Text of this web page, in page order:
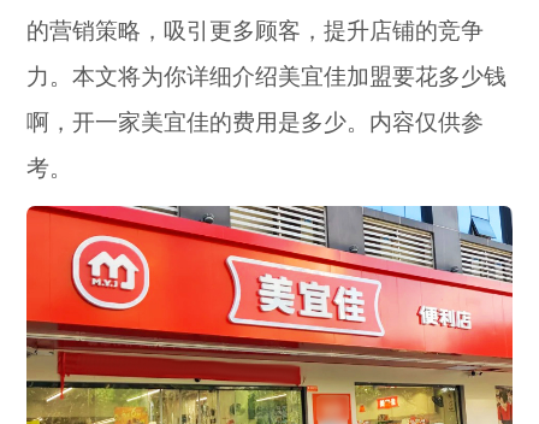
的营销策略，吸引更多顾客，提升店铺的竞争
力。本文将为你详细介绍美宜佳加盟要花多少钱
啊，开一家美宜佳的费用是多少。内容仅供参
考。